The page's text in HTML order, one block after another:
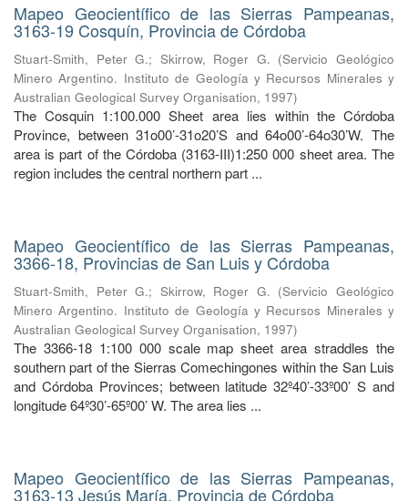
Mapeo Geocientífico de las Sierras Pampeanas,
3163-19 Cosquín, Provincia de Córdoba
Stuart-Smith, Peter G.; Skirrow, Roger G. (Servicio Geológico
Minero Argentino. Instituto de Geología y Recursos Minerales y
Australian Geological Survey Organisation, 1997)
The Cosquin 1:100.000 Sheet area lies within the Córdoba
Province, between 31o00’-31o20’S and 64o00’-64o30’W. The
area is part of the Córdoba (3163-III)1:250 000 sheet area. The
region includes the central northern part ...
Mapeo Geocientífico de las Sierras Pampeanas,
3366-18, Provincias de San Luis y Córdoba
Stuart-Smith, Peter G.; Skirrow, Roger G. (Servicio Geológico
Minero Argentino. Instituto de Geología y Recursos Minerales y
Australian Geological Survey Organisation, 1997)
The 3366-18 1:100 000 scale map sheet area straddles the
southern part of the Sierras Comechingones within the San Luis
and Córdoba Provinces; between latitude 32º40’-33º00’ S and
longitude 64º30’-65º00’ W. The area lies ...
Mapeo Geocientífico de las Sierras Pampeanas,
3163-13 Jesús María, Provincia de Córdoba